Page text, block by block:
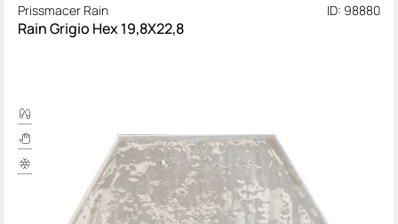
Prissmacer Rain ID: 98880
Rain Grigio Hex 19,8X22,8